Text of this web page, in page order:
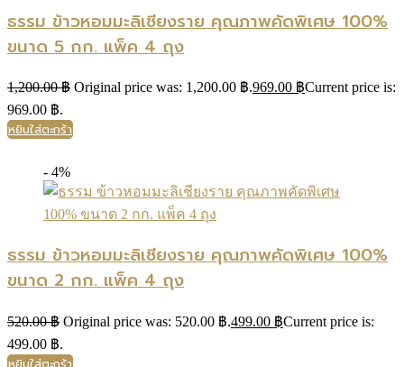
ธรรม ข้าวหอมมะลิเชียงราย คุณภาพคัดพิเศษ 100%
ขนาด 5 กก. แพ็ค 4 ถุง
1,200.00฿ Original price was: 1,200.00 ฿.969.00 ฿Current price is:
969.00 ฿.
หยิบใส่ตะกร้า
- 4%
ธรรม ข้าวหอมมะลิเชียงราย คุณภาพคัดพิเศษ 100%
ขนาด 2 กก. แพ็ค 4 ถุง
520.00฿ Original price was: 520.00 ฿.499.00 ฿Current price is:
499.00 ฿.
หยิบใส่ตะกร้า